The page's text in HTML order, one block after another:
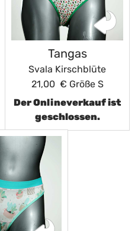
Tangas
Svala Kirschblüte
21,00 € Größe S
Der Onlineverkauf ist
geschlossen.